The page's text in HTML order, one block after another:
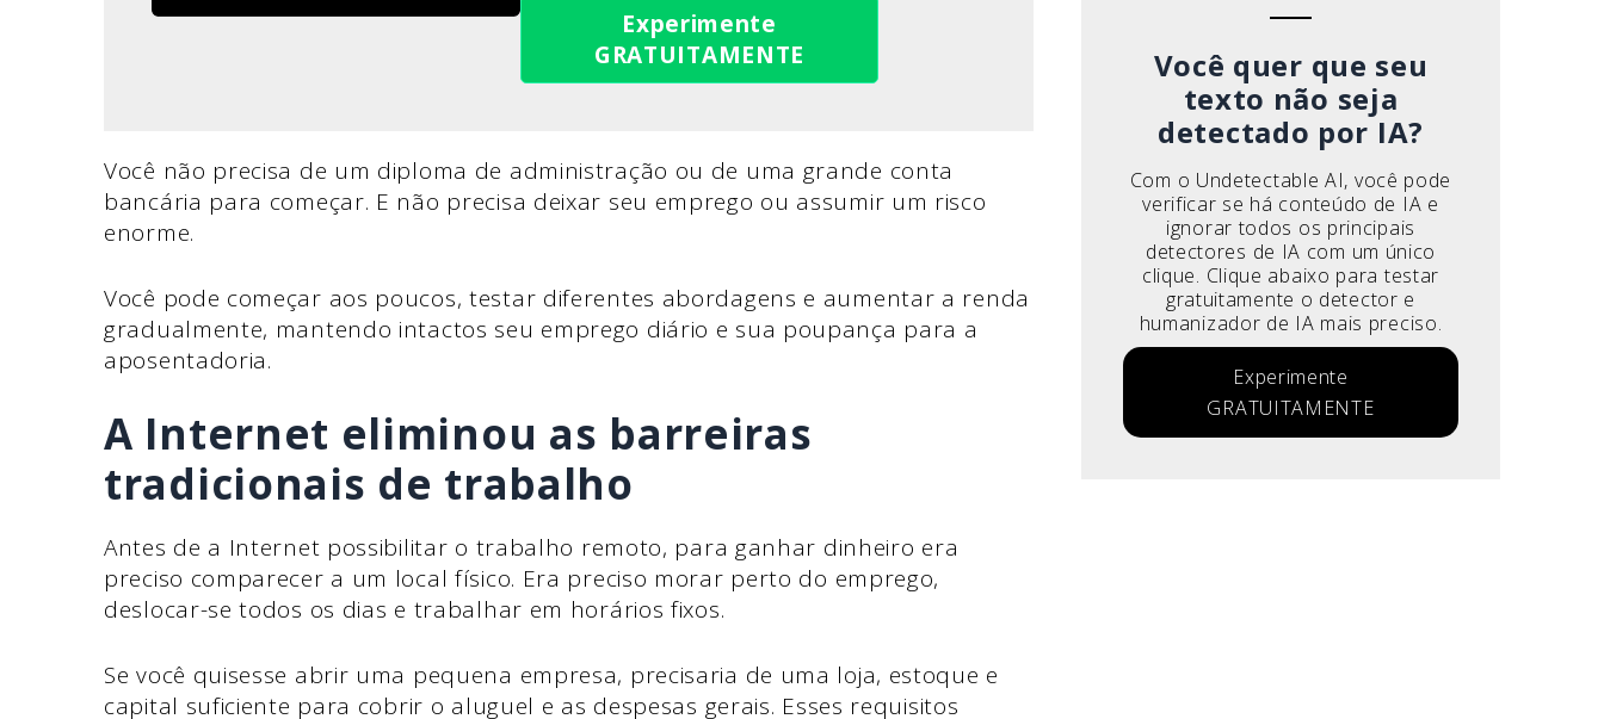
Experimente
GRATUITAMENTE
Você não precisa de um diploma de administração ou de uma grande conta
bancária para começar. E não precisa deixar seu emprego ou assumir um risco
enorme.
Você pode começar aos poucos, testar diferentes abordagens e aumentar a renda
gradualmente, mantendo intactos seu emprego diário e sua poupança para a
aposentadoria.
A Internet eliminou as barreiras
tradicionais de trabalho
Antes de a Internet possibilitar o trabalho remoto, para ganhar dinheiro era
preciso comparecer a um local físico. Era preciso morar perto do emprego,
deslocar-se todos os dias e trabalhar em horários fixos.
Se você quisesse abrir uma pequena empresa, precisaria de uma loja, estoque e
capital suficiente para cobrir o aluguel e as despesas gerais. Esses requisitos
Você quer que seu
texto não seja
detectado por IA?
Com o Undetectable AI, você pode
verificar se há conteúdo de IA e
ignorar todos os principais
detectores de IA com um único
clique. Clique abaixo para testar
gratuitamente o detector e
humanizador de IA mais preciso.
Experimente
GRATUITAMENTE